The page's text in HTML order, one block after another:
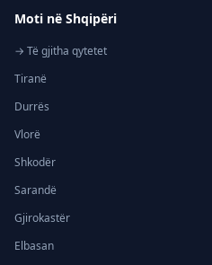
Moti në Shqipëri
→ Të gjitha qytetet
Tiranë
Durrës
Vlorë
Shkodër
Sarandë
Gjirokastër
Elbasan